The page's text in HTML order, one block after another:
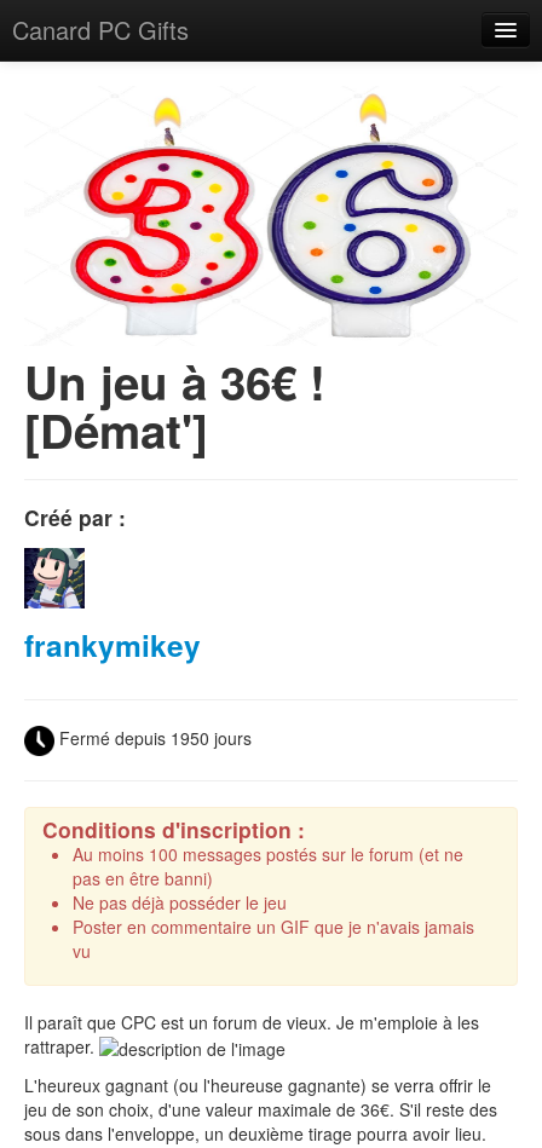
Canard PC Gifts
Connexion
Un jeu à 36€ !
[Démat']
Créé par :
frankymikey
Fermé depuis 1950 jours
Conditions d'inscription :
Au moins 100 messages postés sur le forum (et ne
pas en être banni)
Ne pas déjà posséder le jeu
Poster en commentaire un GIF que je n'avais jamais
vu
Il paraît que CPC est un forum de vieux. Je m'emploie à les
rattraper.
L'heureux gagnant (ou l'heureuse gagnante) se verra offrir le
jeu de son choix, d'une valeur maximale de 36€. S'il reste des
sous dans l'enveloppe, un deuxième tirage pourra avoir lieu.